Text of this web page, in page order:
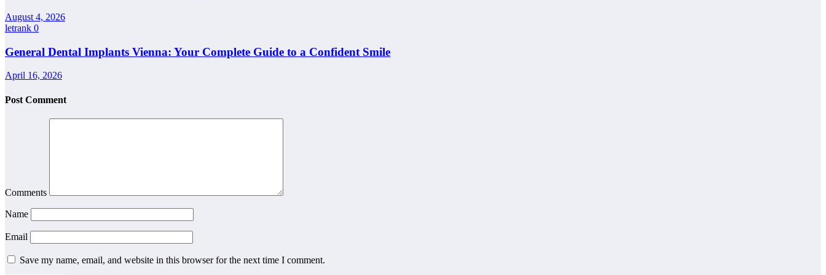
August 4, 2026
letrank 0
General Dental Implants Vienna: Your Complete Guide to a Confident Smile
April 16, 2026
Post Comment
Comments
Name
Email
Save my name, email, and website in this browser for the next time I comment.